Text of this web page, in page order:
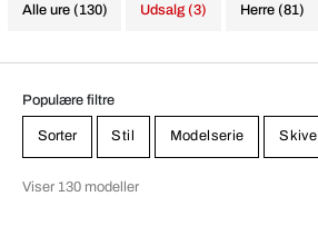
Alle ure (130)
Herre (81)
Udsalg (3)
Populære filtre
Sorter Stil Modelserie Skive
Viser 130 modeller